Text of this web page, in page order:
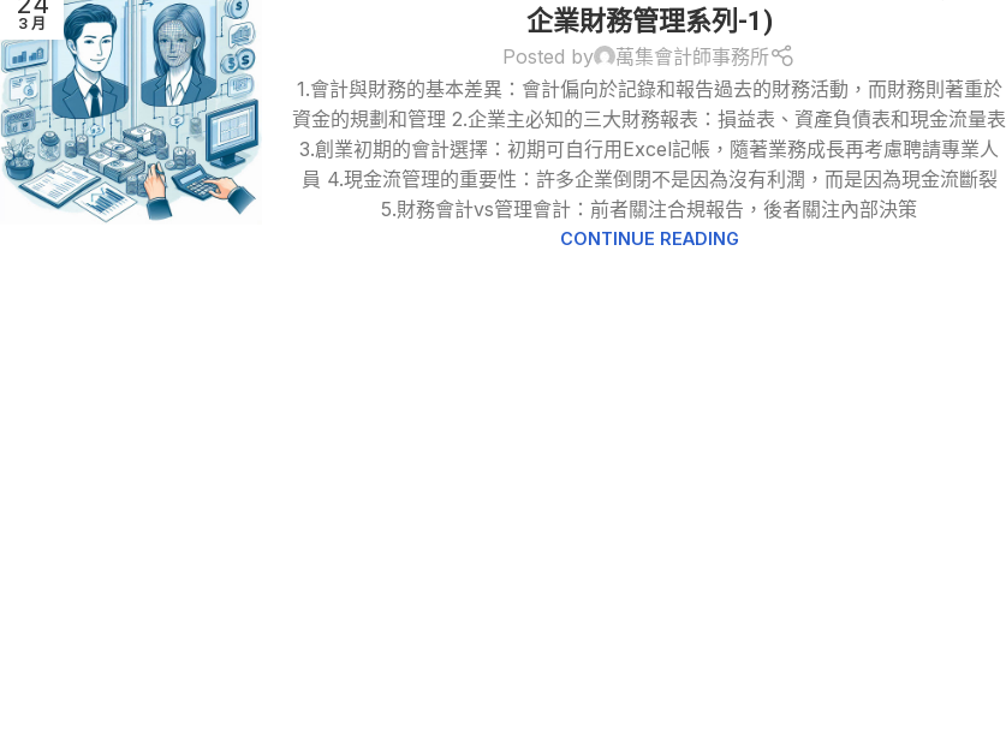
3 月
企業財務管理系列-1)
Posted by
萬集會計師事務所
1.會計與財務的基本差異：會計偏向於記錄和報告過去的財務活動，而財務則著重於
資金的規劃和管理 2.企業主必知的三大財務報表：損益表、資產負債表和現金流量表
3.創業初期的會計選擇：初期可自行用Excel記帳，隨著業務成長再考慮聘請專業人
員 4.現金流管理的重要性：許多企業倒閉不是因為沒有利潤，而是因為現金流斷裂
5.財務會計vs管理會計：前者關注合規報告，後者關注內部決策
CONTINUE READING